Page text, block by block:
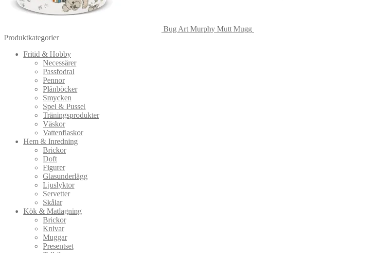
Bug Art Murphy Mutt Mugg
Produktkategorier
Fritid & Hobby
Necessärer
Passfodral
Pennor
Plånböcker
Smycken
Spel & Pussel
Träningsprodukter
Väskor
Vattenflaskor
Hem & Inredning
Brickor
Doft
Figurer
Glasunderlägg
Ljuslyktor
Servetter
Skålar
Kök & Matlagning
Brickor
Knivar
Muggar
Presentset